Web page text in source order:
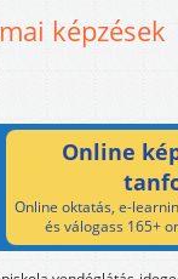
képzések
Online
Online oktatás, e-
és válogass 165+